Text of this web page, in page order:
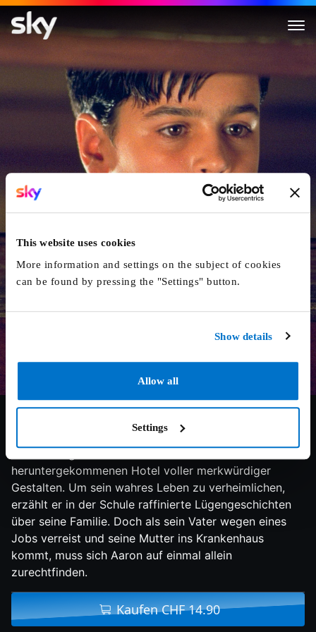
This website uses cookies
More information and settings on the subject of cookies
can be found by pressing the "Settings" button.
Show details
Allow all
Settings
König Der Murmelspieler
6.8/10 1993 98 min Drama
Aaron ist zwölf Jahre alt und lebt gemeinsam mit
seiner völlig verarmten Familie in einem
heruntergekommenen Hotel voller merkwürdiger
Gestalten. Um sein wahres Leben zu verheimlichen,
erzählt er in der Schule raffinierte Lügengeschichten
über seine Familie. Doch als sein Vater wegen eines
Jobs verreist und seine Mutter ins Krankenhaus
kommt, muss sich Aaron auf einmal allein
zurechtfinden.
Kaufen CHF 14.90